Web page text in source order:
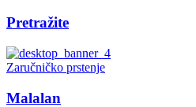
Pretražite
Zaručničko prstenje
Malalan